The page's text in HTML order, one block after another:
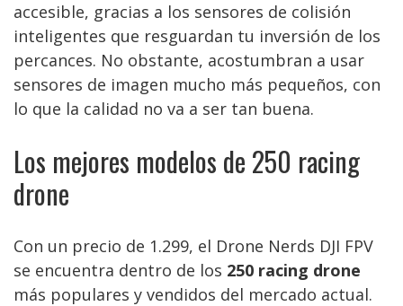
accesible, gracias a los sensores de colisión
inteligentes que resguardan tu inversión de los
percances. No obstante, acostumbran a usar
sensores de imagen mucho más pequeños, con
lo que la calidad no va a ser tan buena.
Los mejores modelos de 250 racing
drone
Con un precio de 1.299, el Drone Nerds DJI FPV
se encuentra dentro de los 250 racing drone
más populares y vendidos del mercado actual.